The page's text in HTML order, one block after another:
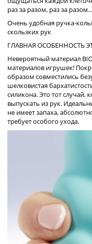
раз за разом, раз за разом...
Очень удобная ручка-
скользких рук
ГЛАВНАЯ ОСОБЕННОСТЬ
Невероятный материал
материалов игрушек!
образом совместились
шелковистая
силикона. Это тот случай,
выпускать из рук.
не имеет запаха,
требует особого ухода.